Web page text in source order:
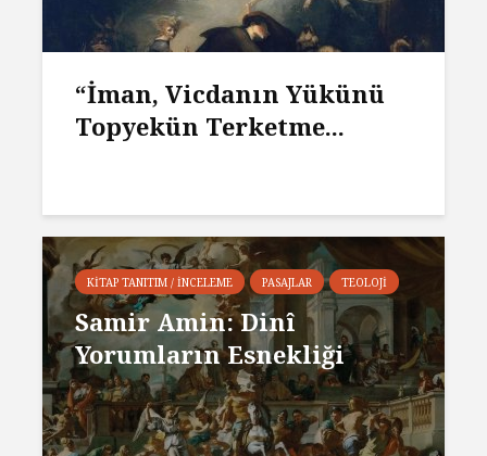
“İman, Vicdanın Yükünü
Topyekün Terketme...
KITAP TANITIM / İNCELEME PASAJLAR TEOLOJI
Samir Amin: Dinî
Yorumların Esnekliği